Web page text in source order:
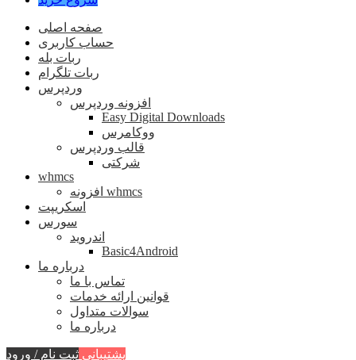
صفحه اصلی
حساب کاربری
ربات بله
ربات تلگرام
وردپرس
افزونه وردپرس
Easy Digital Downloads
ووکامرس
قالب وردپرس
شرکتی
whmcs
افزونه whmcs
اسکریپت
سورس
اندروید
Basic4Android
درباره ما
تماس با ما
قوانین ارائه خدمات
سوالات متداول
درباره ما
پشتیبانی ثبت نام / ورود